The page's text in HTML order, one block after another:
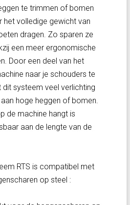
te trimmen of bomen
het volledige gewicht van
dragen. Zo sparen ze
een meer ergonomische
Door een deel van het
naar je schouders te
dit systeem veel verlichting
hoge heggen of bomen.
de machine hangt is
aan de lengte van de
RTS is compatibel met
op steel :